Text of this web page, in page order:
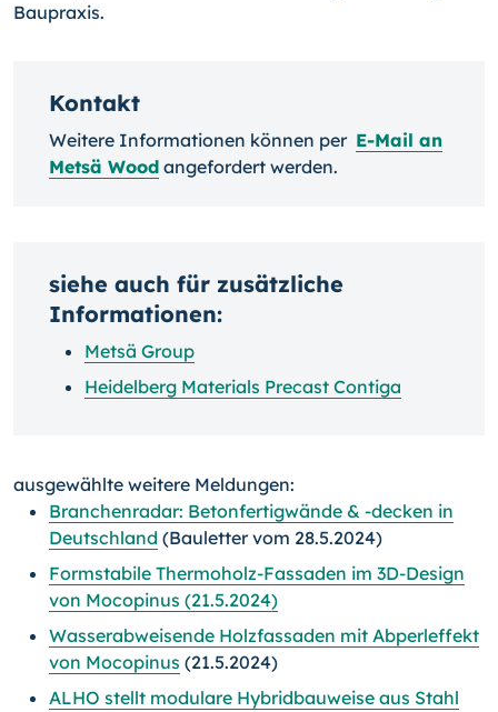
Baupraxis.
Kontakt
Weitere Informationen können per E-Mail an
Metsä Wood angefordert werden.
siehe auch für zusätzliche
Informationen:
Metsä Group
Heidelberg Materials Precast Contiga
ausgewählte weitere Meldungen:
Branchenradar: Betonfertigwände & -decken in
Deutschland (Bauletter vom 28.5.2024)
Formstabile Thermoholz-Fassaden im 3D-Design
von Mocopinus (21.5.2024)
Wasserabweisende Holzfassaden mit Abperleffekt
von Mocopinus (21.5.2024)
ALHO stellt modulare Hybridbauweise aus Stahl